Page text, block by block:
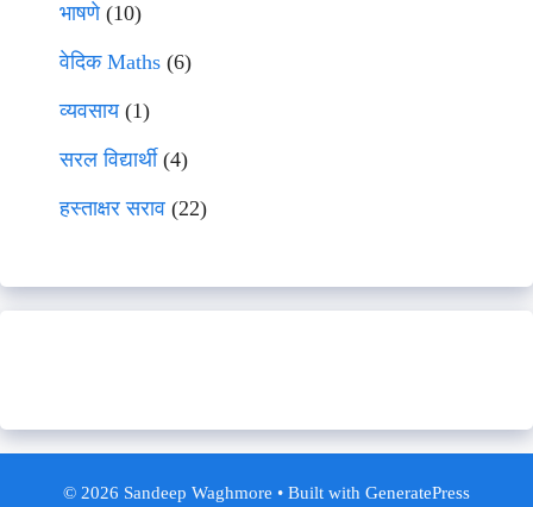
भाषणे(10)
वेदिक Maths (6)
व्यवसाय(1)
सरल विद्यार्थी(4)
हस्ताक्षर सराव (22)
© 2026 Sandeep Waghmore • Built with GeneratePress